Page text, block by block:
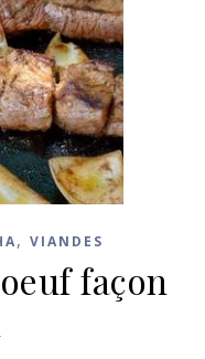
, VIANDES
façon